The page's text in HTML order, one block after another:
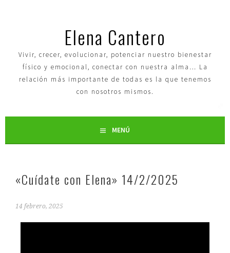
Elena Cantero
Vivir, crecer, evolucionar, potenciar nuestro bienestar
físico y emocional, conectar con nuestra alma… La
relación más importante de todas es la que tenemos
con nosotros mismos.
MENÚ
«Cuídate con Elena» 14/2/2025
14 febrero, 2025